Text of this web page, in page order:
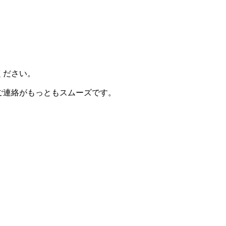
さい。
絡がもっともスムーズです。